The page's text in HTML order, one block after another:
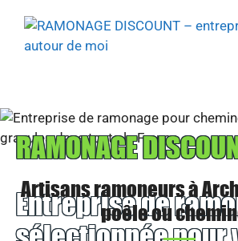
contenu
RAMONAGE
Entreprise de
Artisans ramoneurs à
poêle ou